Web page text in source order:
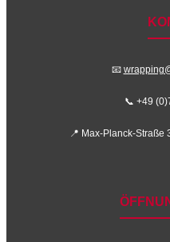
📧
📞 +49
📍 Max-Planck-Straße